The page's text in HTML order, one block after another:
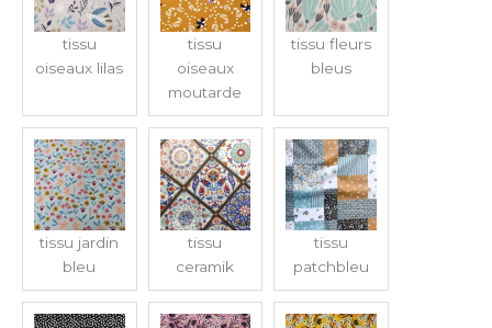
tissu
oiseaux lilas
tissu
oiseaux
moutarde
tissu fleurs
bleus
tissu jardin
bleu
tissu
ceramik
tissu
patchbleu